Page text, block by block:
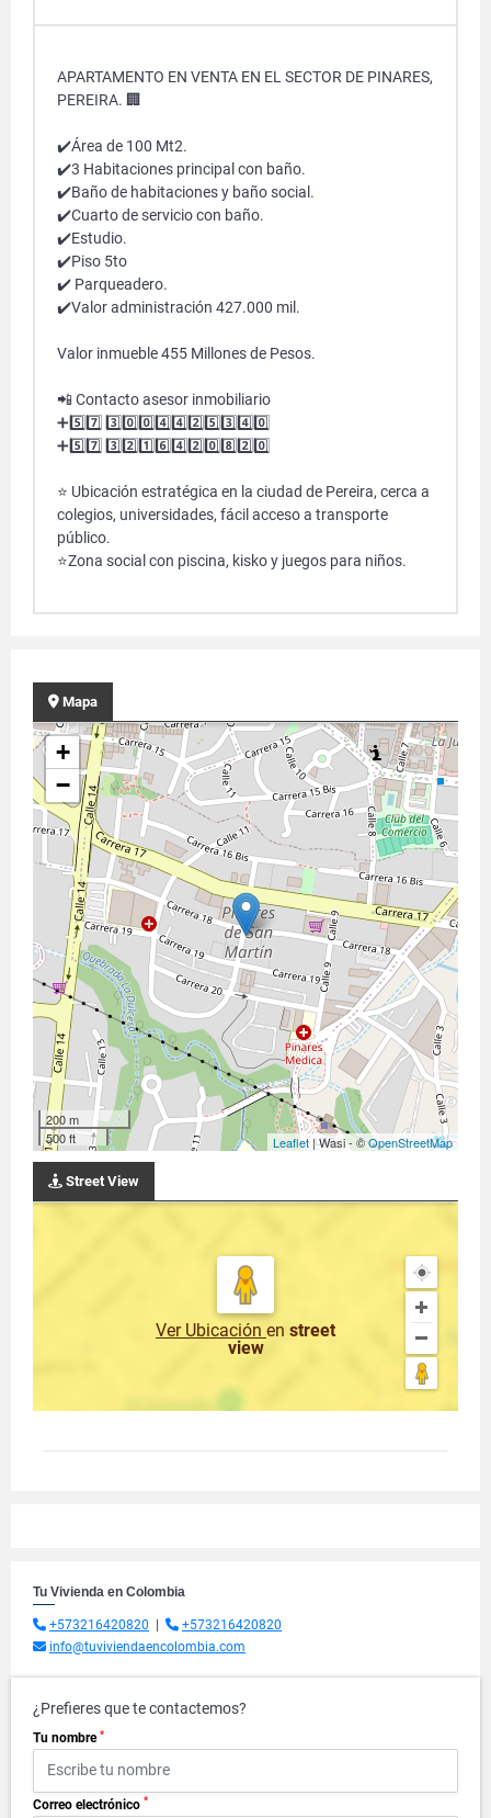
APARTAMENTO EN VENTA EN EL SECTOR DE PINARES,
PEREIRA. 🏢
✔️Área de 100 Mt2.
✔️3 Habitaciones principal con baño.
✔️Baño de habitaciones y baño social.
✔️Cuarto de servicio con baño.
✔️Estudio.
✔️Piso 5to
✔️ Parqueadero.
✔️Valor administración 427.000 mil.
Valor inmueble 455 Millones de Pesos.
📲 Contacto asesor inmobiliario
➕5️⃣7️⃣ 3️⃣0️⃣0️⃣4️⃣4️⃣2️⃣5️⃣3️⃣4️⃣0️⃣
➕5️⃣7️⃣ 3️⃣2️⃣1️⃣6️⃣4️⃣2️⃣0️⃣8️⃣2️⃣0️⃣
⭐ Ubicación estratégica en la ciudad de Pereira, cerca a
colegios, universidades, fácil acceso a transporte
público.
⭐Zona social con piscina, kisko y juegos para niños.
Mapa
+
−
200 m
500 ft
Leaflet| Wasi - ©OpenStreetMap
Street View
Ver Ubicación en street
view
Tu Vivienda en Colombia
+573216420820
+573216420820
info@tuviviendaencolombia.com
¿Prefieres que te contactemos?
Tu nombre *
Correo electrónico *